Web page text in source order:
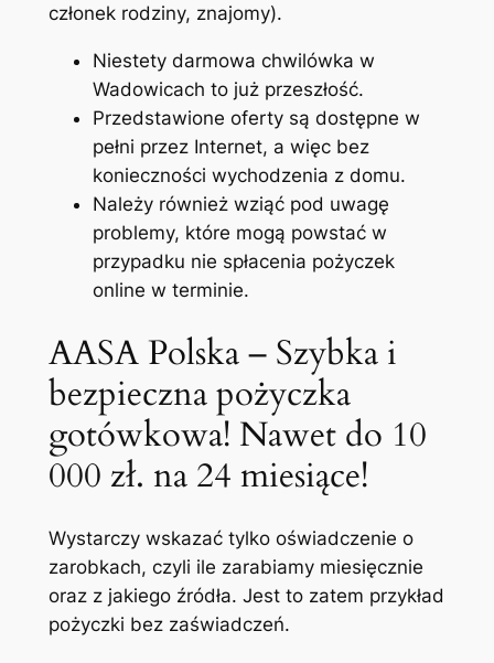
członek rodziny, znajomy).
Niestety darmowa chwilówka w
Wadowicach to już przeszłość.
Przedstawione oferty są dostępne w
pełni przez Internet, a więc bez
konieczności wychodzenia z domu.
Należy również wziąć pod uwagę
problemy, które mogą powstać w
przypadku nie spłacenia pożyczek
online w terminie.
AASA Polska – Szybka i
bezpieczna pożyczka
gotówkowa! Nawet do 10
000 zł. na 24 miesiące!
Wystarczy wskazać tylko oświadczenie o
zarobkach, czyli ile zarabiamy miesięcznie
oraz z jakiego źródła. Jest to zatem przykład
pożyczki bez zaświadczeń.